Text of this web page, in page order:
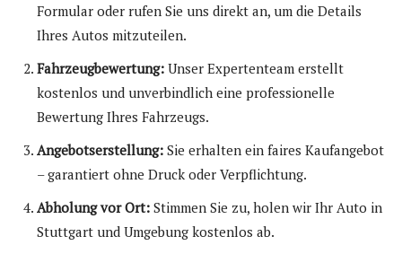
Formular oder rufen Sie uns direkt an, um die Details
Ihres Autos mitzuteilen.
Fahrzeugbewertung: Unser Expertenteam erstellt
kostenlos und unverbindlich eine professionelle
Bewertung Ihres Fahrzeugs.
Angebotserstellung: Sie erhalten ein faires Kaufangebot
– garantiert ohne Druck oder Verpflichtung.
Abholung vor Ort: Stimmen Sie zu, holen wir Ihr Auto in
Stuttgart und Umgebung kostenlos ab.